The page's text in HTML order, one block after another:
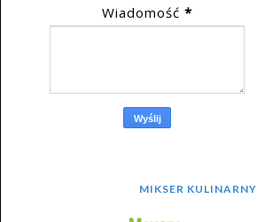
Wiadomość *
MIKSER KULINARNY